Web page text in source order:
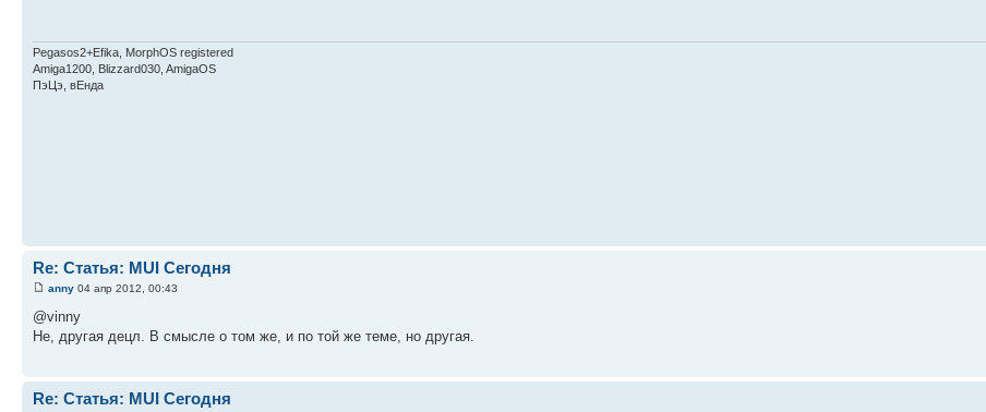
Pegasos2+Efika, MorphOS registered
Amiga1200, Blizzard030, AmigaOS
ПэЦэ, вЕнда
Re: Статья: MUI Сегодня
anny 04 апр 2012, 00:43
@vinny
Не, другая децл. В смысле о том же, и по той же теме, но другая.
Re: Статья: MUI Сегодня